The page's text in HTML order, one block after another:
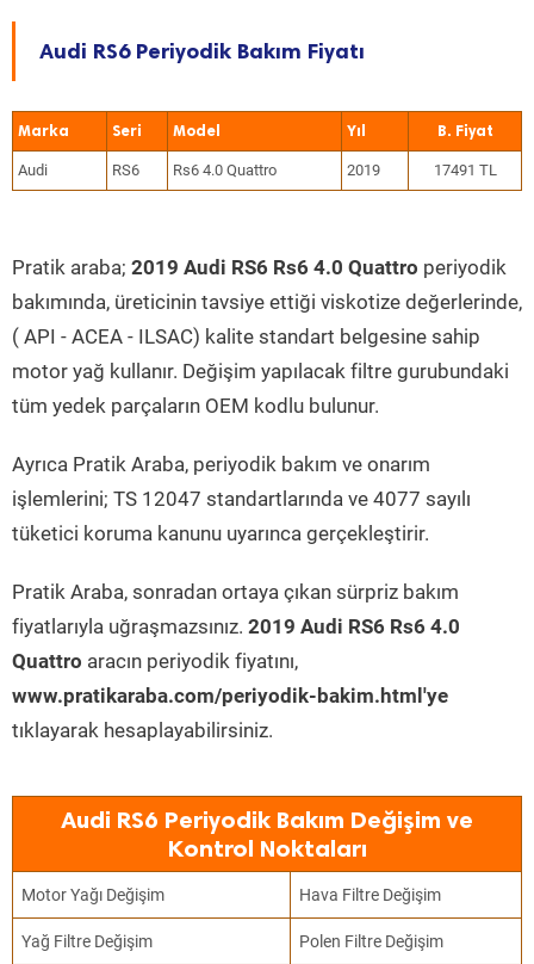
Audi RS6 Periyodik Bakım Fiyatı
Marka Seri Model Yıl
Audi RS6 Rs6 4.0 Quattro 2019 17491 TL
Pratik araba; 2019 Audi RS6 Rs6 4.0 Quattro periyodik
bakımında, üreticinin tavsiye ettiği viskotize değerlerinde,
( API - ACEA - ILSAC) kalite standart belgesine sahip
motor yağ kullanır. Değişim yapılacak filtre gurubundaki
tüm yedek parçaların OEM kodlu bulunur.
Ayrıca Pratik Araba, periyodik bakım ve onarım
işlemlerini; TS 12047 standartlarında ve 4077 sayılı
tüketici koruma kanunu uyarınca gerçekleştirir.
Pratik Araba, sonradan ortaya çıkan sürpriz bakım
fiyatlarıyla uğraşmazsınız. 2019 Audi RS6 Rs6 4.0
Quattro aracın periyodik fiyatını,
www.pratikaraba.com/periyodik-bakim.html'ye
tıklayarak hesaplayabilirsiniz.
Audi RS6 Periyodik Bakım Değişim ve
Kontrol Noktaları
Motor Yağı Değişim Hava Filtre Değişim
Yağ Filtre Değişim Polen Filtre Değişim